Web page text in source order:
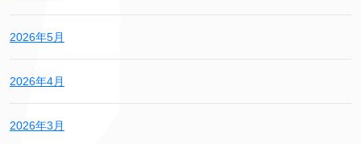
2026年5月
2026年4月
2026年3月